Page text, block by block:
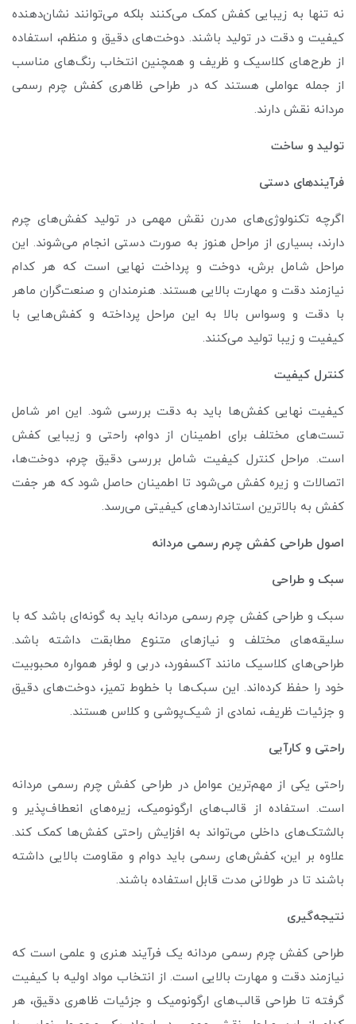
نه تنها به زیبایی کفش کمک می‌کنند بلکه می‌توانند نشان‌دهنده
کیفیت و دقت در تولید باشند. دوخت‌های دقیق و منظم، استفاده
از طرح‌های کلاسیک و ظریف و همچنین انتخاب رنگ‌های مناسب
از جمله عواملی هستند که در طراحی ظاهری کفش چرم رسمی
مردانه نقش دارند.
تولید و ساخت
فرآیند‌های دستی
اگرچه تکنولوژی‌های مدرن نقش مهمی در تولید کفش‌های چرم
دارند، بسیاری از مراحل هنوز به صورت دستی انجام می‌شوند. این
مراحل شامل برش، دوخت و پرداخت نهایی است که هر کدام
نیازمند دقت و مهارت بالایی هستند. هنرمندان و صنعت‌گران ماهر
با دقت و وسواس بالا به این مراحل پرداخته و کفش‌هایی با
کیفیت و زیبا تولید می‌کنند.
کنترل کیفیت
کیفیت نهایی کفش‌ها باید به دقت بررسی شود. این امر شامل
تست‌های مختلف برای اطمینان از دوام، راحتی و زیبایی کفش
است. مراحل کنترل کیفیت شامل بررسی دقیق چرم، دوخت‌ها،
اتصالات و زیره کفش می‌شود تا اطمینان حاصل شود که هر جفت
کفش به بالاترین استاندارد‌های کیفیتی می‌رسد.
اصول طراحی کفش چرم رسمی مردانه
سبک و طراحی
سبک و طراحی کفش چرم رسمی مردانه باید به گونه‌ای باشد که با
سلیقه‌های مختلف و نیاز‌های متنوع مطابقت داشته باشد.
طراحی‌های کلاسیک مانند آکسفورد، دربی و لوفر همواره محبوبیت
خود را حفظ کرده‌اند. این سبک‌ها با خطوط تمیز، دوخت‌های دقیق
و جزئیات ظریف، نمادی از شیک‌پوشی و کلاس هستند.
راحتی و کارآیی
راحتی یکی از مهم‌ترین عوامل در طراحی کفش چرم رسمی مردانه
است. استفاده از قالب‌های ارگونومیک، زیره‌های انعطاف‌پذیر و
بالشتک‌های داخلی می‌تواند به افزایش راحتی کفش‌ها کمک کند.
علاوه بر این، کفش‌های رسمی باید دوام و مقاومت بالایی داشته
باشند تا در طولانی مدت قابل استفاده باشند.
نتیجه‌گیری
طراحی کفش چرم رسمی مردانه یک فرآیند هنری و علمی است که
نیازمند دقت و مهارت بالایی است. از انتخاب مواد اولیه با کیفیت
گرفته تا طراحی قالب‌های ارگونومیک و جزئیات ظاهری دقیق، هر